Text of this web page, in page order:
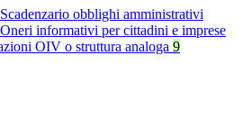
Scadenzario obblighi amministrativi
Oneri informativi per cittadini e imprese
OIV o struttura analoga 9